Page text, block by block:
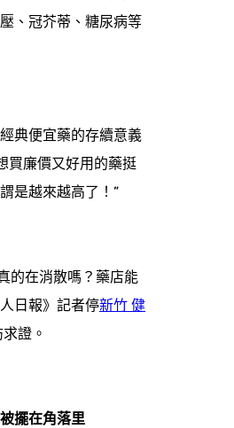
、冠芥蒂、糖尿病等
便宜藥的存續意義
買廉價又好用的藥挺
是越來越高了！”
在消散嗎？藥店能
日報》記者停新竹 健
證。
被擺在角落里